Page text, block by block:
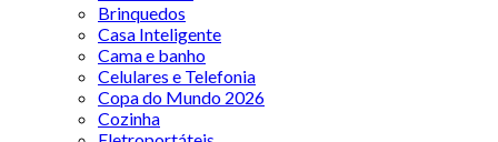
Brinquedos
Casa Inteligente
Cama e banho
Celulares e Telefonia
Copa do Mundo 2026
Cozinha